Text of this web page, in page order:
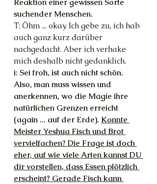
Reaktion einer gewissen Sorte
suchender Menschen.
T: Öhm ... okay. Ich gebe zu, ich hab
auch ganz kurz darüber
nachgedacht. Aber ich verhake
mich deshalb nicht gedanklich.
i: Sei froh, ist auch nicht schön.
Also, man muss wissen und
anerkennen, wo die Magie ihre
natürlichen Grenzen erreicht
(again ... auf der Erde). Konnte
Meister Yeshua Fisch und Brot
vervielfachen? Die Frage ist doch
eher, auf wie viele Arten kannst DU
dir vorstellen, dass Essen plötzlich
erscheint? Gerade Fisch kann